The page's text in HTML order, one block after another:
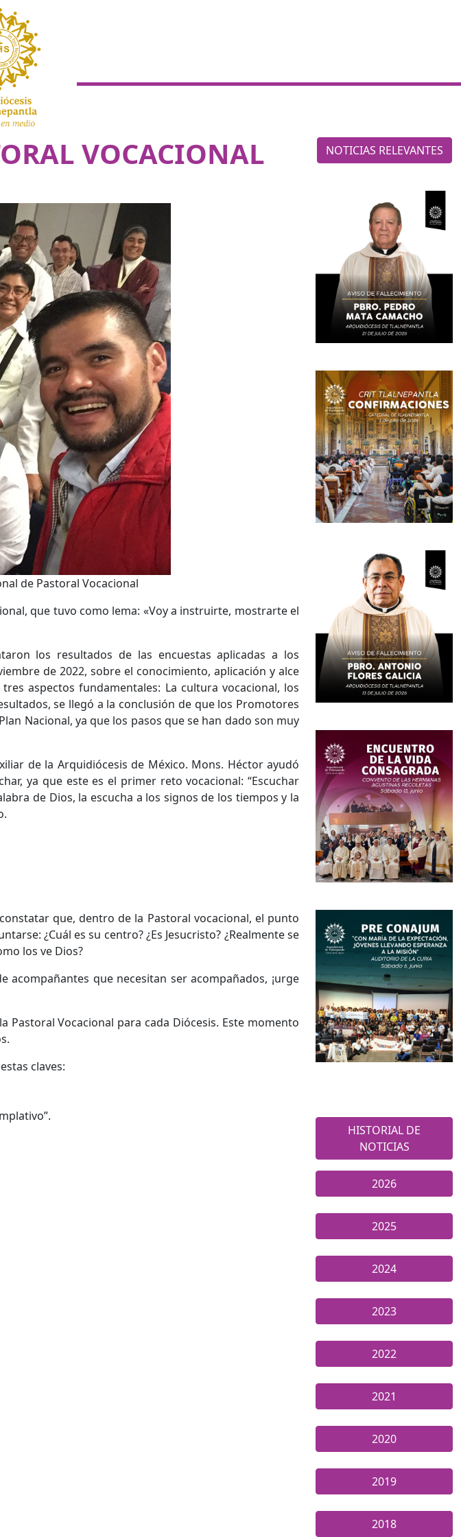
VOCACIONAL
de Pastoral Vocacional
que tuvo como lema: «Voy a instruirte, mostrarte el
los resultados de las encuestas aplicadas a los
de 2022, sobre el conocimiento, aplicación y alce
aspectos fundamentales: La cultura vocacional, los
se llegó a la conclusión de que los Promotores
Nacional, ya que los pasos que se han dado son muy
de la Arquidiócesis de México. Mons. Héctor ayudó
ya que este es el primer reto vocacional: “Escuchar
de Dios, la escucha a los signos de los tiempos y la
que, dentro de la Pastoral vocacional, el punto
¿Cuál es su centro? ¿Es Jesucristo? ¿Realmente se
los ve Dios?
acompañantes que necesitan ser acompañados, ¡urge
Vocacional para cada Diócesis. Este momento
claves:
NOTICIAS RELEVANTES
HISTORIAL DE
NOTICIAS
2026
2025
2024
2023
2022
2021
2020
2019
2018